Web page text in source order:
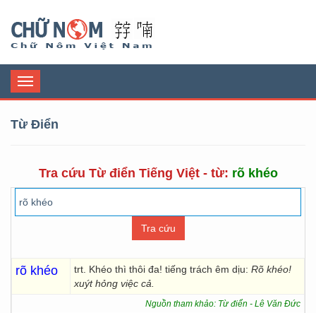
Toggle
navigation
Từ Điển
Tra cứu Từ điển Tiếng Việt - từ: rõ khéo
rõ khéo trt. Khéo thì thôi đa! tiếng trách êm dịu: Rõ khéo!
xuýt hỏng việc cả.
Nguồn tham khảo: Từ điển - Lê Văn Đức